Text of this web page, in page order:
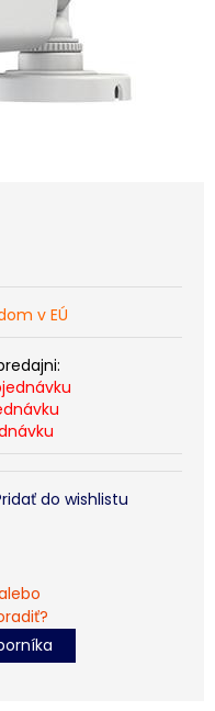
v EÚ
do wishlistu